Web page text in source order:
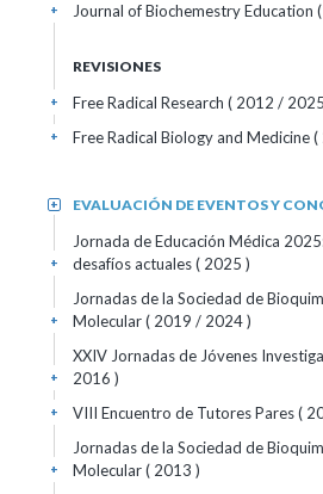
Journal of Biochemestry Education
+
REVISIONES
Free Radical Research ( 2012 /
+
Free Radical Biology and Medicine(
+
EVALUACIÓN DE EVENTOS Y
+
Jornada de Educación Médica
desafíos actuales( 2025 )
+
Jornadas de la Sociedad de
Molecular( 2019 / 2024 )
+
XXIV Jornadas de Jóvenes
2016 )
+
VIII Encuentro de Tutores Pares(
+
Jornadas de la Sociedad de
Molecular( 2013 )
+